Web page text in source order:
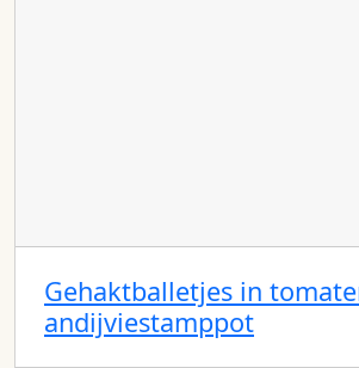
Gehaktballetjes in
andijviestamppot